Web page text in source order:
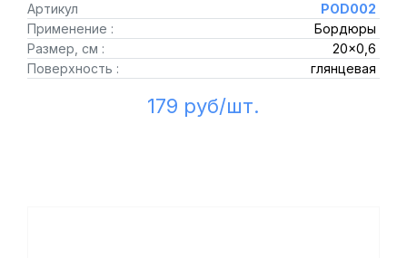
Артикул
POD002
Применение :
Бордюры
Размер, см :
20x0,6
Поверхность :
глянцевая
179 руб/шт.